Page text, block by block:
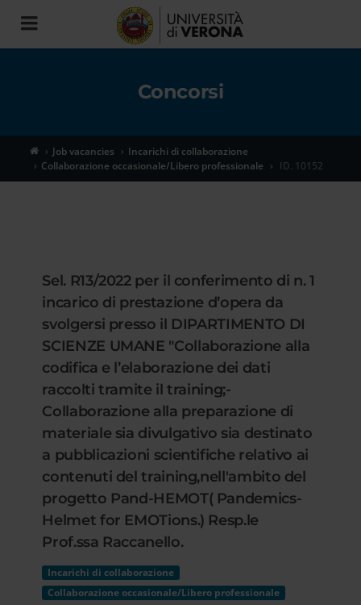
Toggle
navigation
Concorsi
Job vacancies
Incarichi di collaborazione
Collaborazione occasionale/Libero professionale
ID. 10152
Sel. R13/2022 per il conferimento di n. 1
incarico di prestazione d’opera da
svolgersi presso il DIPARTIMENTO DI
SCIENZE UMANE "Collaborazione alla
codifica e l’elaborazione dei dati
raccolti tramite il training;-
Collaborazione alla preparazione di
materiale sia divulgativo sia destinato
a pubblicazioni scientifiche relativo ai
contenuti del training,nell'ambito del
progetto Pand-HEMOT( Pandemics-
Helmet for EMOTions.) Resp.le
Prof.ssa Raccanello.
Incarichi di collaborazione
Collaborazione occasionale/Libero professionale